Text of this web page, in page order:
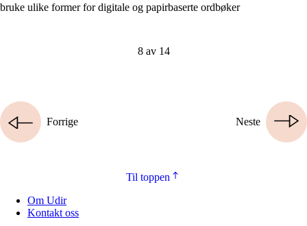
bruke ulike former for digitale og papirbaserte ordbøker
8 av 14
Neste
Forrige
Til toppen
Om Udir
Kontakt oss